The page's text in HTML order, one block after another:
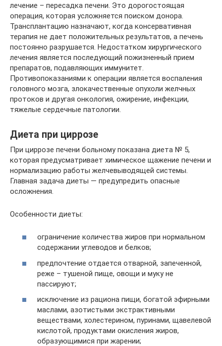
лечение – пересадка печени. Это дорогостоящая
операция, которая усложняется поиском донора.
Трансплантацию назначают, когда консервативная
терапия не дает положительных результатов, а печень
постоянно разрушается. Недостатком хирургического
лечения является последующий пожизненный прием
препаратов, подавляющих иммунитет.
Противопоказаниями к операции является воспаления
головного мозга, злокачественные опухоли желчных
протоков и другая онкология, ожирение, инфекции,
тяжелые сердечные патологии.
Диета при циррозе
При циррозе печени больному показана диета № 5,
которая предусматривает химическое щажение печени и
нормализацию работы желчевыводящей системы.
Главная задача диеты — предупредить опасные
осложнения.
Особенности диеты:
ограничение количества жиров при нормальном
содержании углеводов и белков;
предпочтение отдается отварной, запеченной,
реже – тушеной пище, овощи и муку не
пассируют;
исключение из рациона пищи, богатой эфирными
маслами, азотистыми экстрактивными
веществами, холестерином, пуринами, щавелевой
кислотой, продуктами окисления жиров,
образующимися при жарении;